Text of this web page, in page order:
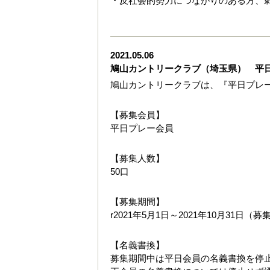
2021.05.06
鳩山カントリークラブ（埼玉県） 平
鳩山カントリークラブは、『平日プレ
【募集会員】
平日プレー会員
【募集人数】
50口
【募集期間】
r2021年5月1日～2021年10月31日（募
【名義書換】
募集期間中は平日会員の名義書換を停